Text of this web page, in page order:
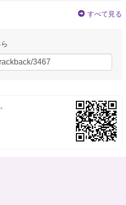
すべて見る